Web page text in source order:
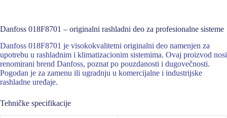
Danfoss 018F8701 – originalni rashladni deo za profesionalne sisteme
Danfoss 018F8701 je visokokvalitetni originalni deo namenjen za
upotrebu u rashladnim i klimatizacionim sistemima. Ovaj proizvod nosi
renomirani brend Danfoss, poznat po pouzdanosti i dugovečnosti.
Pogodan je za zamenu ili ugradnju u komercijalne i industrijske
rashladne uređaje.
Tehničke specifikacije